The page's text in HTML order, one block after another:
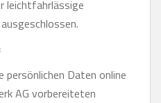
leichtfahrlässige
persönlichen Daten online
AG vorbereiteten